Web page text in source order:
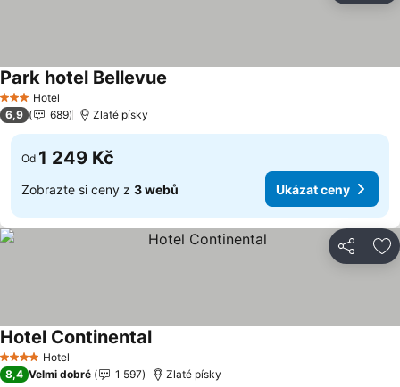
3 Počet hvězdiček
Hotel
Park hotel Bellevue
6,9 689 Zlaté písky
Od 1 249 Kč
Zobrazte si ceny z 3 webů Ukázat ceny
Sdílet
4 Počet hvězdiček
Hotel
Hotel Continental
8,4 Velmi dobré 1 597 Zlaté písky